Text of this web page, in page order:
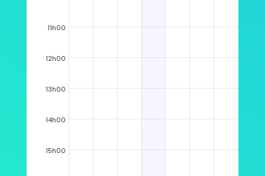
11h00
12h00
13h00
14h00
15h00